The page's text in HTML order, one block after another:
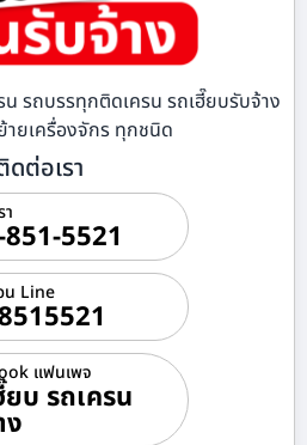
น รถบรรทุกติดเครน รถเฮี๊ยบรับจ้าง
ายเครื่องจักร ทุกชนิด
ดต่อเรา
5521
น Line
แฟนเพจ
ยบ รถเครน
ง